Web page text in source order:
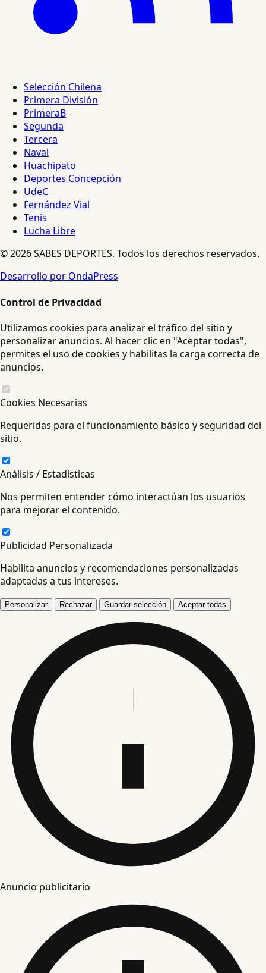
Selección Chilena
Primera División
PrimeraB
Segunda
Tercera
Naval
Huachipato
Deportes Concepción
UdeC
Fernández Vial
Tenis
Lucha Libre
© 2026 SABES DEPORTES. Todos los derechos reservados.
Desarrollo por OndaPress
Control de Privacidad
Utilizamos cookies para analizar el tráfico del sitio y
personalizar anuncios. Al hacer clic en "Aceptar todas",
permites el uso de cookies y habilitas la carga correcta de
anuncios.
Cookies Necesarias
Requeridas para el funcionamiento básico y seguridad del
sitio.
Análisis / Estadísticas
Nos permiten entender cómo interactúan los usuarios
para mejorar el contenido.
Publicidad Personalizada
Habilita anuncios y recomendaciones personalizadas
adaptadas a tus intereses.
Personalizar Rechazar Guardar selección Aceptar todas
Anuncio publicitario